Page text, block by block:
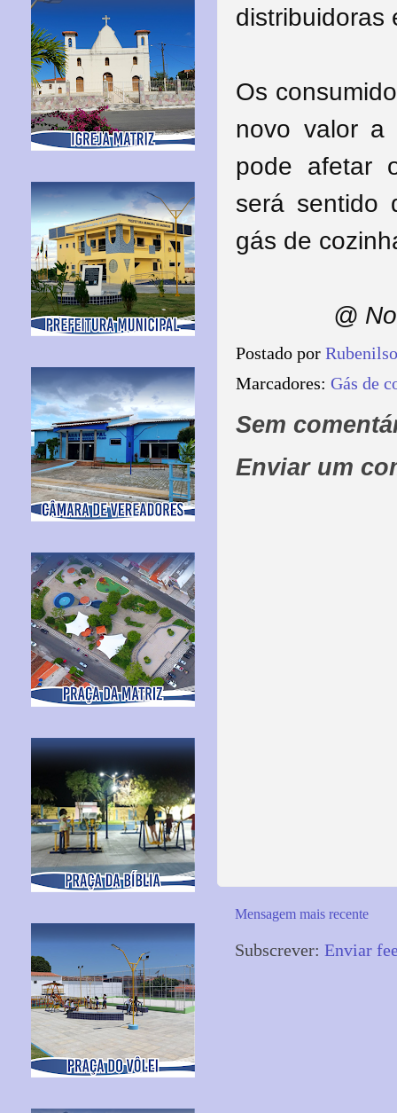
distribuidoras
Os
novo valor a
pode afetar
será sentido
gás de
@
Postado por
Marcadores: Gás de
Sem
Enviar um
Mensagem mais recente
Subscrever: Enviar